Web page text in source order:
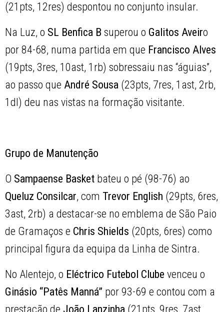
(21pts, 12res) despontou no conjunto insular.
Na Luz, o SL Benfica B superou o Galitos Aveiro
por 84-68, numa partida em que Francisco Alves
(19pts, 3res, 10ast, 1rb) sobressaiu nas “águias”,
ao passo que André Sousa (23pts, 7res, 1ast, 2rb,
1dl) deu nas vistas na formação visitante.
Grupo de Manutenção
O Sampaense Basket bateu o pé (98-76) ao
Queluz Consilcar, com Trevor English (29pts, 6res,
3ast, 2rb) a destacar-se no emblema de São Paio
de Gramaços e Chris Shields (20pts, 6res) como
principal figura da equipa da Linha de Sintra.
No Alentejo, o Eléctrico Futebol Clube venceu o
Ginásio “Patês Manná” por 93-69 e contou com a
prestação de João Lanzinha (21pts, 9res, 7ast,